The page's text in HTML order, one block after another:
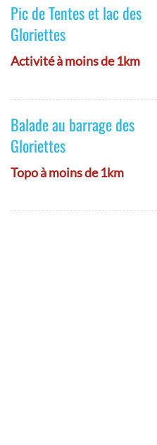
Pic de Tentes et lac des
Gloriettes
Activité à moins de 1km
Balade au barrage des
Gloriettes
Topo à moins de 1km